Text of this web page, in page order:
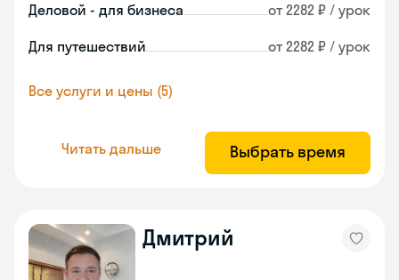
Деловой - для бизнеса от 2282 ₽ / урок
Для путешествий от 2282 ₽ / урок
Все услуги и цены (5)
Читать дальше Выбрать время
Дмитрий